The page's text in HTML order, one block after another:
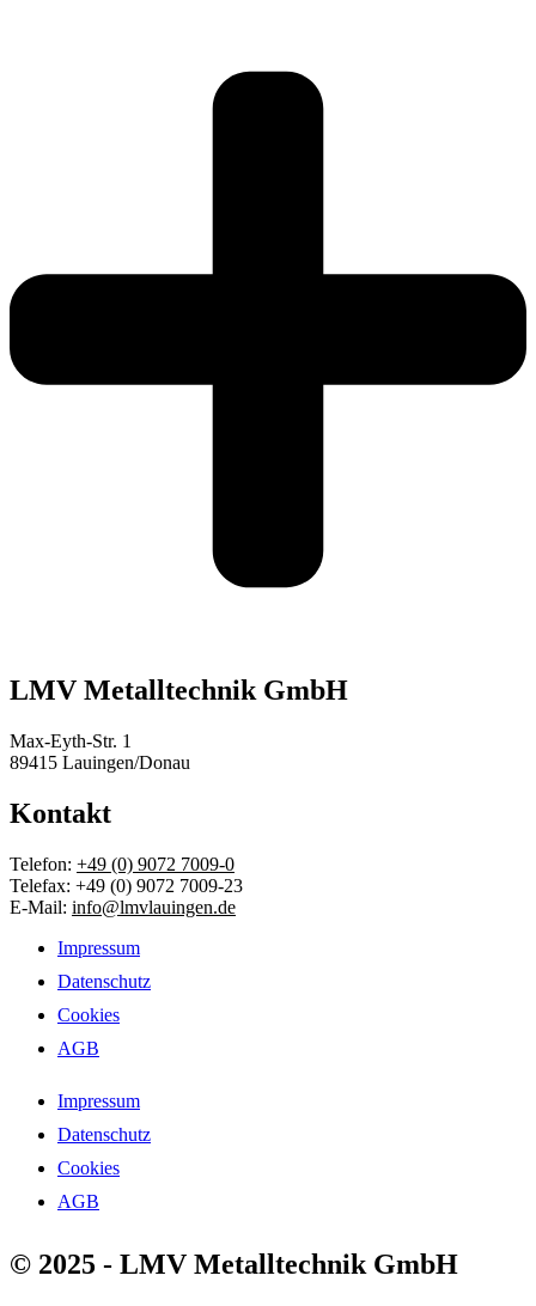
LMV Metalltechnik GmbH
Max-Eyth-Str. 1
89415 Lauingen/Donau
Kontakt
Telefon: +49 (0) 9072 7009-0
Telefax: +49 (0) 9072 7009-23
E-Mail: info@lmvlauingen.de
Impressum
Datenschutz
Cookies
AGB
Impressum
Datenschutz
Cookies
AGB
© 2025 - LMV Metalltechnik GmbH